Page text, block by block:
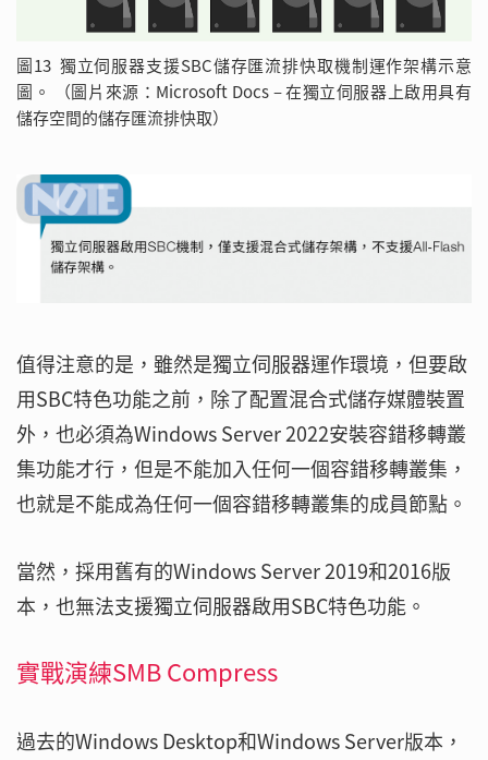
圖13 獨立伺服器支援SBC儲存匯流排快取機制運作架構示意
圖。 （圖片來源：Microsoft Docs – 在獨立伺服器上啟用具有
儲存空間的儲存匯流排快取）
值得注意的是，雖然是獨立伺服器運作環境，但要啟
用SBC特色功能之前，除了配置混合式儲存媒體裝置
外，也必須為Windows Server 2022安裝容錯移轉叢
集功能才行，但是不能加入任何一個容錯移轉叢集，
也就是不能成為任何一個容錯移轉叢集的成員節點。
當然，採用舊有的Windows Server 2019和2016版
本，也無法支援獨立伺服器啟用SBC特色功能。
實戰演練SMB Compress
過去的Windows Desktop和Windows Server版本，